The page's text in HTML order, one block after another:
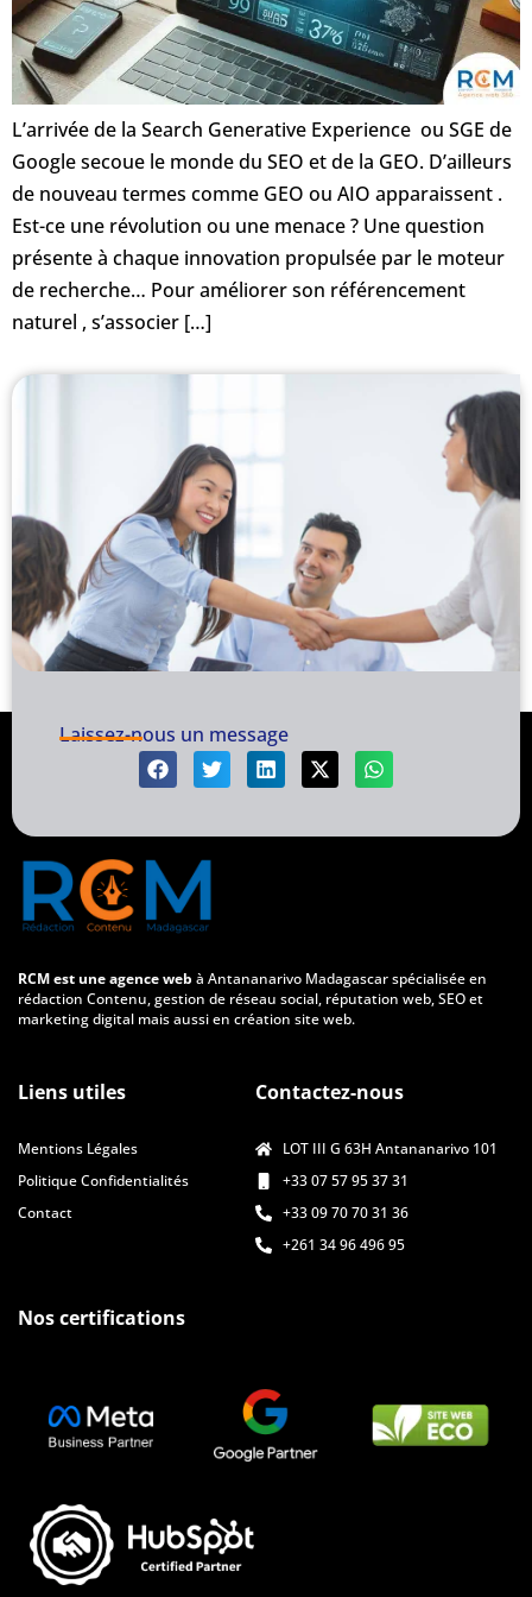
L’arrivée de la Search Generative Experience ou SGE de
Google secoue le monde du SEO et de la GEO. D’ailleurs
de nouveau termes comme GEO ou AIO apparaissent .
Est-ce une révolution ou une menace ? Une question
présente à chaque innovation propulsée par le moteur
de recherche… Pour améliorer son référencement
naturel , s’associer […]
Laissez-nous un message
RCM est une agence web à Antananarivo Madagascar spécialisée en
rédaction Contenu, gestion de réseau social, réputation web, SEO et
marketing digital mais aussi en création site web.
Liens utiles
Mentions Légales
Politique Confidentialités
Contact
Contactez-nous
LOT III G 63H Antananarivo 101
+33 07 57 95 37 31
+33 09 70 70 31 36
+261 34 96 496 95
Nos certifications